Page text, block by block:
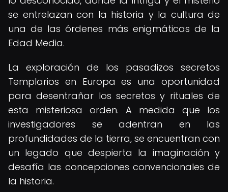
se entrelazan con la historia y la cultura de
una de las órdenes más enigmáticas de la
Edad Media.
La exploración de los pasadizos secretos
Templarios en Europa es una oportunidad
para desentrañar los secretos y rituales de
esta misteriosa orden. A medida que los
investigadores se adentran en las
profundidades de la tierra, se encuentran con
un legado que despierta la imaginación y
desafía las concepciones convencionales de
la historia.